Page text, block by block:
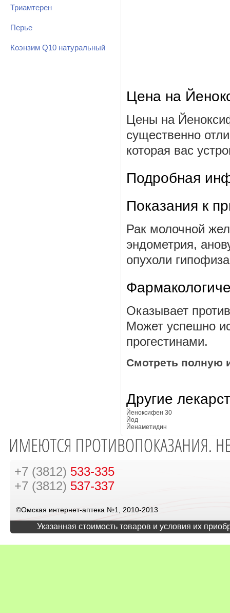
Триамтерен
Перье
Коэнзим Q10 натуральный
Цена на
Цены на
существенно
которая вас
Подробная
Показания к
Рак молочной
эндометрия,
опухоли
Оказывает
Может успешно
прогестинами.
Смотреть полную
Другие
Йеноксифен 30
Йод
Йенаметидин
+7 (3812) 533-335
+7 (3812) 537-337
©Омская интернет-аптека №1, 2010-2013
Указанная стоимость товаров и условия их